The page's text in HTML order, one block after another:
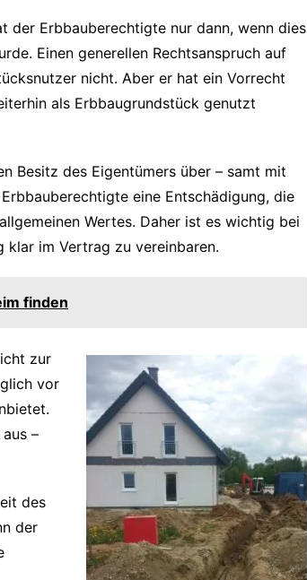
der Erbbauberechtigte nur dann, wenn dies
Einen generellen Rechtsanspruch auf
nicht. Aber er hat ein Vorrecht
als Erbbaugrundstück genutzt
Besitz des Eigentümers über – samt mit
eine Entschädigung, die
Wertes. Daher ist es wichtig bei
klar im Vertrag zu vereinbaren.
finden
zur
vor
–
des
der